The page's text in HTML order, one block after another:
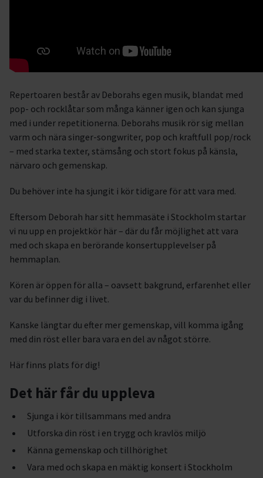
Repertoaren består av Deborahs egen musik, blandat med
pop- och rocklåtar som många känner igen och kan sjunga
med i under repetitionerna. Deborahs musik rör sig mellan
varm och nära singer-songwriter, pop och kraftfull pop/rock
– med starka texter, stämsång och stort fokus på känsla,
närvaro och gemenskap.
Du behöver inte ha sjungit i kör tidigare för att vara med.
Eftersom Deborah har sitt hemmasäte i Stockholm startar
vi nu upp en projektkör här – där du får möjlighet att vara
med och skapa en berörande konsertupplevelser på
hemmaplan.
Kören är öppen för alla – oavsett bakgrund, erfarenhet eller
var du befinner dig i livet.
Kanske längtar du efter mer gemenskap, vill komma igång
med din röst eller bara vara en del av något större.
Här finns plats för dig!
Det här får du uppleva
Sjunga i kör tillsammans med andra
Utforska din röst i en trygg och kravlös miljö
Känna gemenskap och tillhörighet
Vara med och skapa en mäktig konsert i Stockholm